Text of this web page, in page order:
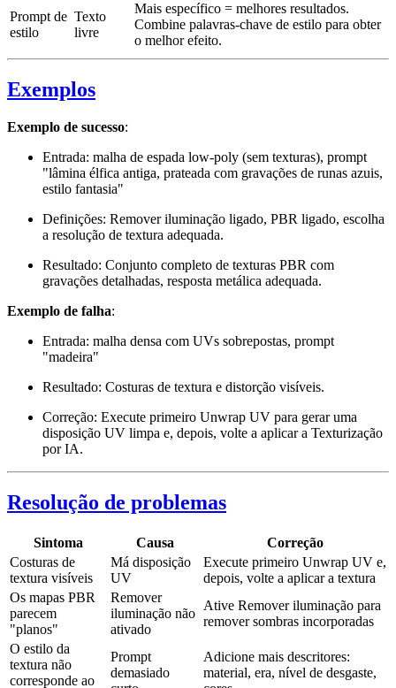
Prompt de
estilo
Texto
livre
Mais específico = melhores resultados.
Combine palavras-chave de estilo para obter
o melhor efeito.
Exemplos
Exemplo de sucesso:
Entrada: malha de espada low-poly (sem texturas), prompt
"lâmina élfica antiga, prateada com gravações de runas azuis,
estilo fantasia"
Definições: Remover iluminação ligado, PBR ligado, escolha
a resolução de textura adequada.
Resultado: Conjunto completo de texturas PBR com
gravações detalhadas, resposta metálica adequada.
Exemplo de falha:
Entrada: malha densa com UVs sobrepostas, prompt
"madeira"
Resultado: Costuras de textura e distorção visíveis.
Correção: Execute primeiro Unwrap UV para gerar uma
disposição UV limpa e, depois, volte a aplicar a Texturização
por IA.
Resolução de problemas
Sintoma Causa
Correção
Costuras de
textura visíveis
Má disposição
UV
Execute primeiro Unwrap UV e,
depois, volte a aplicar a textura
Os mapas PBR
parecem
"planos"
Remover
iluminação não
ativado
Ative Remover iluminação para
remover sombras incorporadas
O estilo da
textura não
corresponde ao
Prompt
demasiado
Adicione mais descritores:
material, era, nível de desgaste,